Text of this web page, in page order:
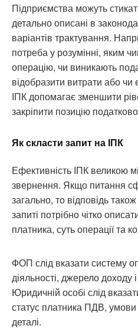
Підприємства можуть
детально описані в
варіантів трактування.
потреба у розумінні, яким
операцію, чи виникають
відобразити витрати або
ІПК допомагає зменшити
закріпити позицію
Як скласти запит на ІПК
Ефективність ІПК великою
звернення. Якщо питання
загально, то відповідь
запиті потрібно чітко
платника, суть операції та
ФОП слід вказати систему
діяльності, джерело доходу
Юридичній особі слід
статус платника ПДВ, умови
деталі.